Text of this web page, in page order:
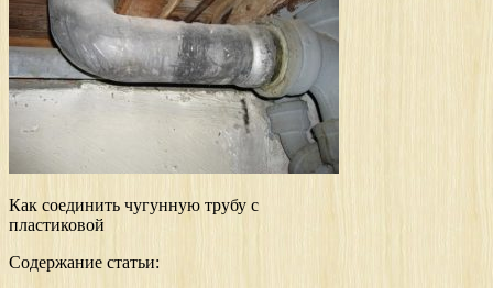
Как соединить чугунную трубу с
пластиковой
Содержание статьи: